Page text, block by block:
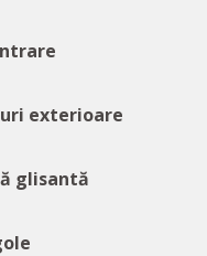
exterioare
glisantă